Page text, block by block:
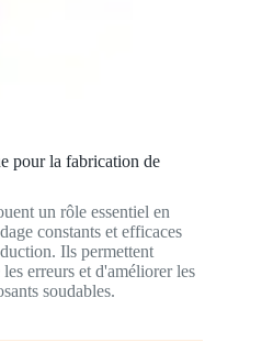
pour la fabrication de
un rôle essentiel en
constants et efficaces
Ils permettent
erreurs et d'améliorer les
soudables.